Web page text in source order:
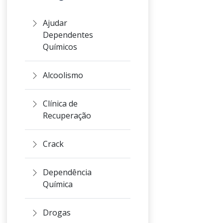
Ajudar
Dependentes
Químicos
Alcoolismo
Clínica de
Recuperação
Crack
Dependência
Química
Drogas